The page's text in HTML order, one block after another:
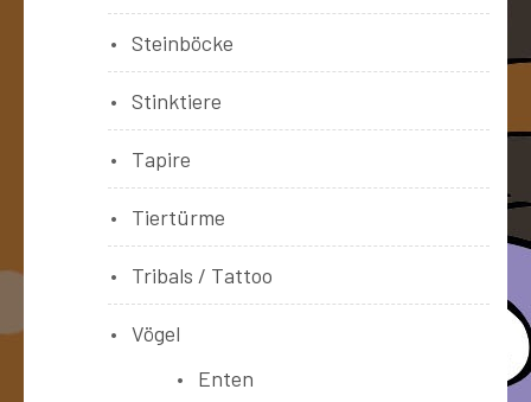
Steinböcke
Stinktiere
Tapire
Tiertürme
Tribals / Tattoo
Vögel
Enten